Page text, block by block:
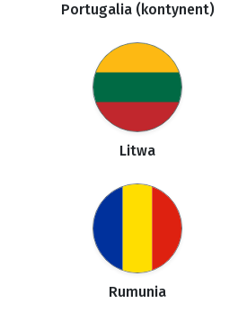
Portugalia (kontynent)
Litwa
Rumunia